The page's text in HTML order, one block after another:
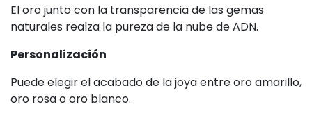
El oro junto con la transparencia de las gemas
naturales realza la pureza de la nube de ADN.
Personalización
Puede elegir el acabado de la joya entre oro amarillo,
oro rosa o oro blanco.